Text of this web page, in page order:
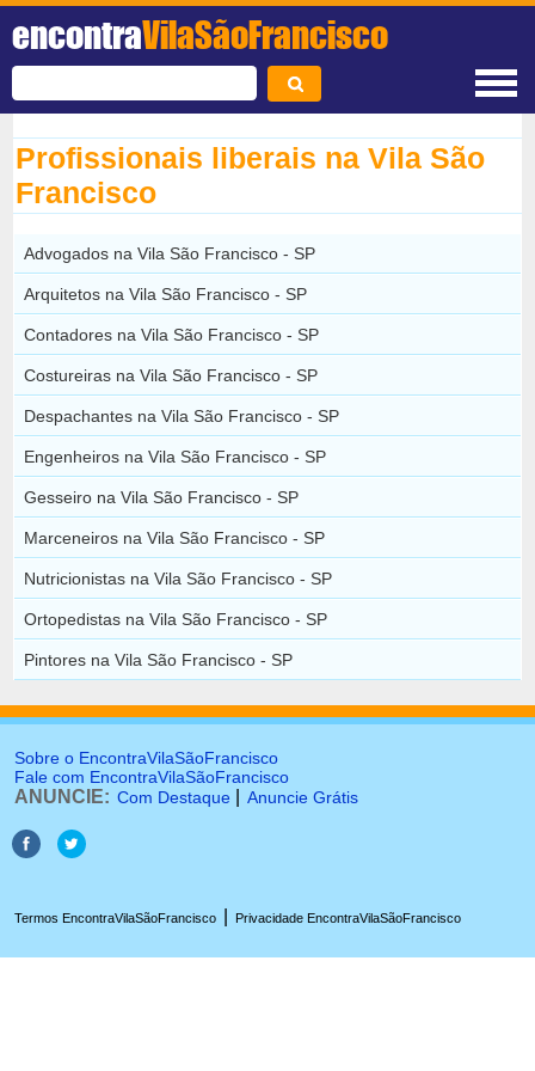
encontraVilaSãoFrancisco
Profissionais liberais na Vila São
Francisco
Advogados na Vila São Francisco - SP
Arquitetos na Vila São Francisco - SP
Contadores na Vila São Francisco - SP
Costureiras na Vila São Francisco - SP
Despachantes na Vila São Francisco - SP
Engenheiros na Vila São Francisco - SP
Gesseiro na Vila São Francisco - SP
Marceneiros na Vila São Francisco - SP
Nutricionistas na Vila São Francisco - SP
Ortopedistas na Vila São Francisco - SP
Pintores na Vila São Francisco - SP
Sobre o EncontraVilaSãoFrancisco
Fale com EncontraVilaSãoFrancisco
ANUNCIE: Com Destaque Anuncie Grátis
Termos EncontraVilaSãoFrancisco Privacidade EncontraVilaSãoFrancisco